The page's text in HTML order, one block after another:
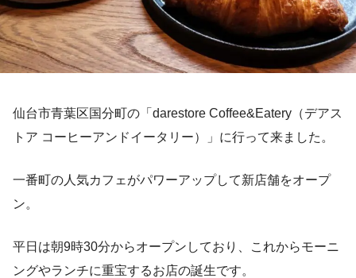
仙台市青葉区国分町の「darestore Coffee&Eatery（デアス
トア コーヒーアンドイータリー）」に行って来ました。
一番町の人気カフェがパワーアップして新店舗をオープ
ン。
平日は朝9時30分からオープンしており、これからモーニ
ングやランチに重宝するお店の誕生です。